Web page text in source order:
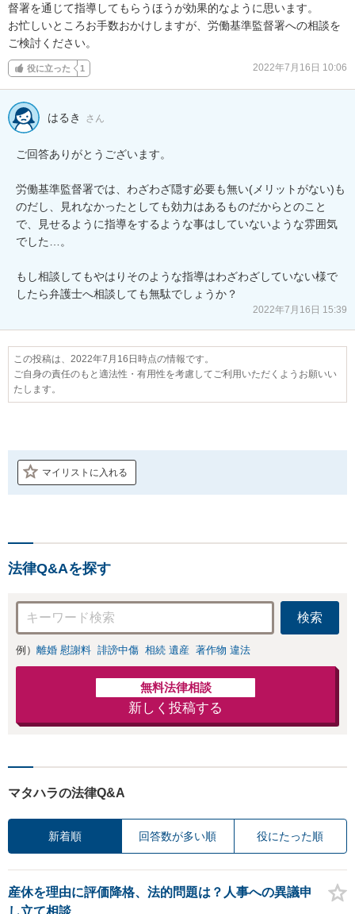
督署を通じて指導してもらうほうが効果的なように思います。
お忙しいところお手数おかけしますが、労働基準監督署への相談を
ご検討ください。
役に立った 1 2022年7月16日 10:06
はるき さん
ご回答ありがとうございます。
労働基準監督署では、わざわざ隠す必要も無い(メリットがない)も
のだし、見れなかったとしても効力はあるものだからとのこと
で、見せるように指導をするような事はしていないような雰囲気
でした…。
もし相談してもやはりそのような指導はわざわざしていない様で
したら弁護士へ相談しても無駄でしょうか？
2022年7月16日 15:39
この投稿は、2022年7月16日時点の情報です。
ご自身の責任のもと適法性・有用性を考慮してご利用いただくようお願いい
たします。
マイリストに入れる
法律Q&Aを探す
検索
例） 離婚 慰謝料 誹謗中傷 相続 遺産 著作物 違法
無料法律相談
新しく投稿する
マタハラの法律Q&A
新着順 回答数が多い順 役にたった順
産休を理由に評価降格、法的問題は？人事への異議申
し立て相談